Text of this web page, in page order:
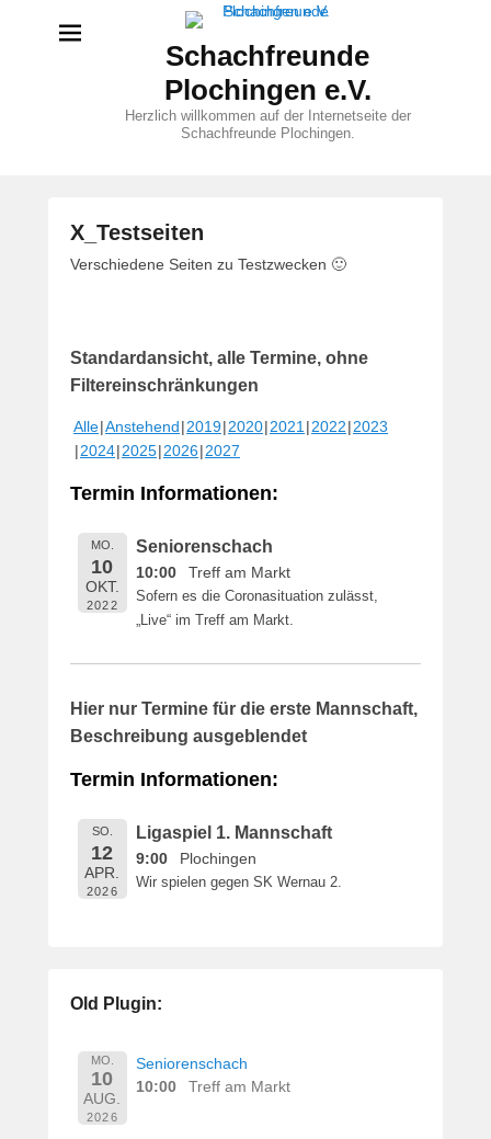
Schachfreunde
Plochingen e.V.
Herzlich willkommen auf der Internetseite der
Schachfreunde Plochingen.
X_Testseiten
V
f
f
n
.
a
i
r
Verschiedene Seiten zu Testzwecken 🙂
Standardansicht, alle Termine, ohne
Filtereinschränkungen
Alle Anstehend 2019 2020 2021 2022 2023
2024 2025 2026 2027
Termin Informationen:
MO.
10
OKT.
2022
Seniorenschach
10:00 Treff am Markt
Sofern es die Coronasituation zulässt,
„Live“ im Treff am Markt.
Hier nur Termine für die erste Mannschaft,
Beschreibung ausgeblendet
Termin Informationen:
SO.
12
APR.
2026
Ligaspiel 1. Mannschaft
9:00 Plochingen
Wir spielen gegen SK Wernau 2.
Old Plugin:
MO.
10
AUG.
2026
Seniorenschach
10:00
Treff am Markt